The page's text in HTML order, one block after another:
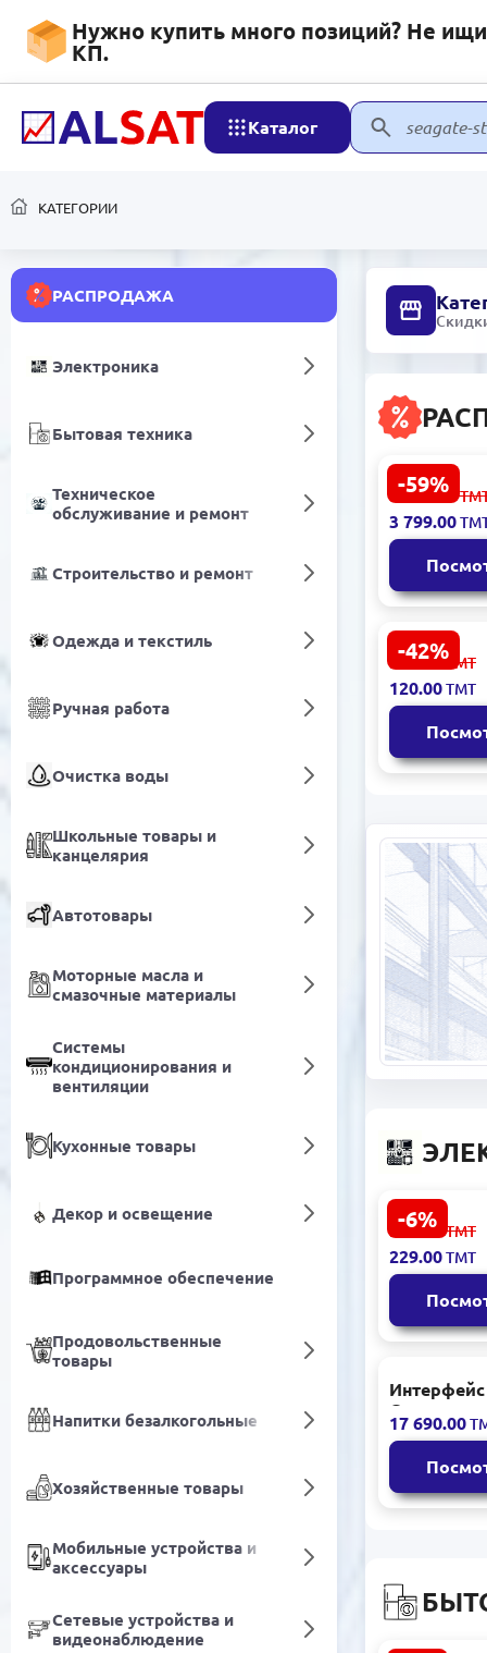
Нужно купить много позиций? Не
КП.
Каталог
КАТЕГОРИИ
РАСПРОДАЖА
Электроника
Бытовая техника
Техническое
обслуживание и ремонт
Строительство и ремонт
Одежда и текстиль
Ручная работа
Очистка воды
Школьные товары и
канцелярия
Автотовары
Моторные масла и
смазочные материалы
Системы
кондиционирования и
вентиляции
Кухонные товары
Декор и освещение
Программное обеспечение
Продовольственные
товары
Напитки безалкогольные
Хозяйственные товары
Мобильные устройства и
аксессуары
Сетевые устройства и
видеонаблюдение
-59%
ANGELIC
|
темное
9 402.00
3 799.00
-42%
HIKVISION
2CE16C0T-
Turbo HD
720p 3,6 мм
210.00ТМТ
120.00ТМТ
-6%
CASE
| Корпус
NVMe с
Черный
244.00 ТМТ
229.00ТМТ
Система
доступа 2
17 690.00